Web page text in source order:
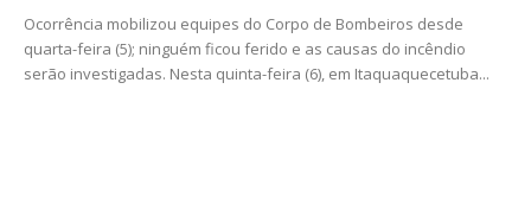
Ocorrência mobilizou equipes do Corpo de Bombeiros desde
quarta-feira (5); ninguém ficou ferido e as causas do incêndio
serão investigadas. Nesta quinta-feira (6), em Itaquaquecetuba...